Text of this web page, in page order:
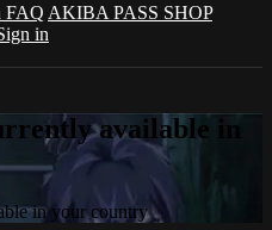
FAQ AKIBA PASS SHOP
in
available in
in your country